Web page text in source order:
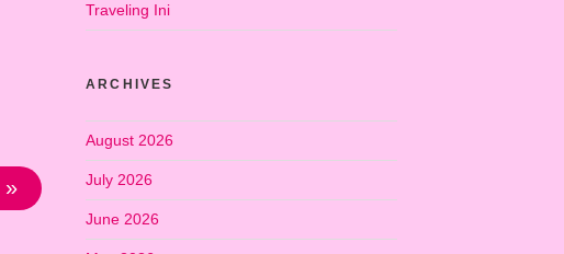
Traveling Ini
ARCHIVES
August 2026
July 2026
June 2026